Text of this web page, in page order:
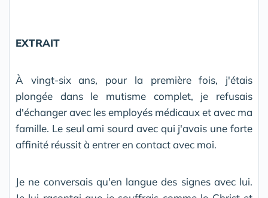
EXTRAIT
À vingt-six ans, pour la première fois, j'étais
plongée dans le mutisme complet, je refusais
d'échanger avec les employés médicaux et avec ma
famille. Le seul ami sourd avec qui j'avais une forte
affinité réussit à entrer en contact avec moi.
Je ne conversais qu'en langue des signes avec lui.